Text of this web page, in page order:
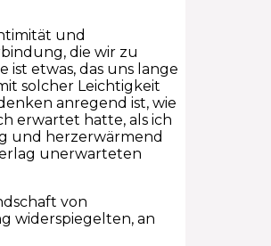
und
die wir zu
etwas, das uns lange
solcher Leichtigkeit
anregend ist, wie
erwartet hatte, als ich
und herzerwärmend
unerwarteten
von
widerspiegelten, an